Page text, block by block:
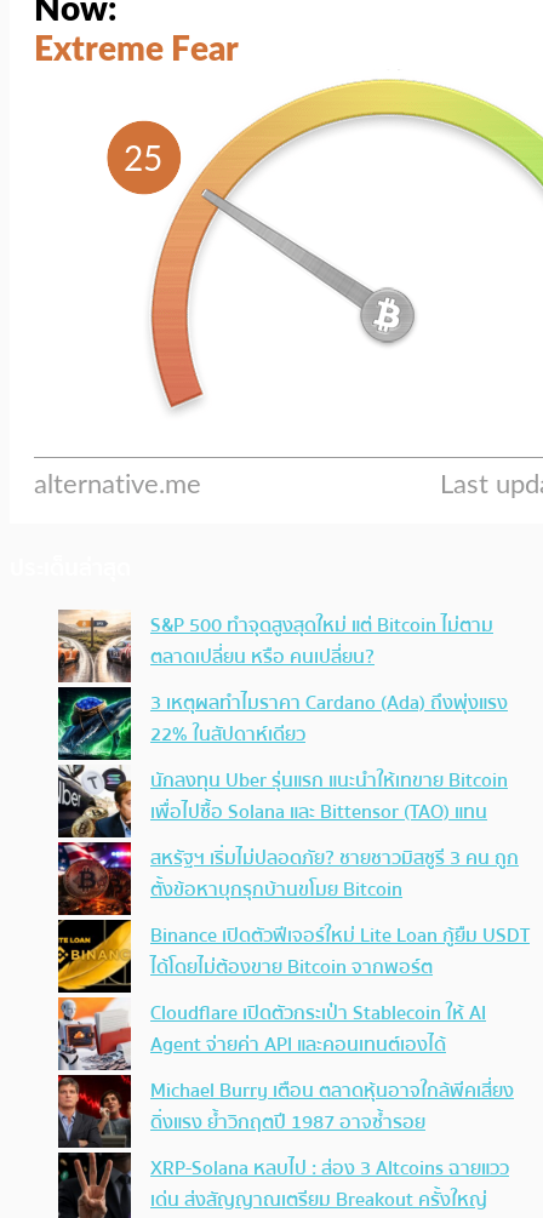
S&P 500 ทำจุดสูงสุดใหม่ แต่ Bitcoin ไม่ตาม
ตลาดเปลี่ยน หรือ คนเปลี่ยน?
3 เหตุผลทำไมราคา Cardano (Ada) ถึงพุ่งแรง
22% ในสัปดาห์เดียว
นักลงทุน Uber รุ่นแรก แนะนำให้เทขาย Bitcoin
เพื่อไปซื้อ Solana และ Bittensor (TAO) แทน
สหรัฐฯ เริ่มไม่ปลอดภัย? ชายชาวมิสซูรี 3 คน ถูก
ตั้งข้อหาบุกรุกบ้านขโมย Bitcoin
Binance เปิดตัวฟีเจอร์ใหม่ Lite Loan กู้ยืม USDT
ได้โดยไม่ต้องขาย Bitcoin จากพอร์ต
Cloudflare เปิดตัวกระเป๋า Stablecoin ให้ AI
Agent จ่ายค่า API และคอนเทนต์เองได้
Michael Burry เตือน ตลาดหุ้นอาจใกล้พีคเสี่ยง
ดิ่งแรง ย้ำวิกฤตปี 1987 อาจซ้ำรอย
XRP-Solana หลบไป : ส่อง 3 Altcoins ฉายแวว
เด่น ส่งสัญญาณเตรียม Breakout ครั้งใหญ่